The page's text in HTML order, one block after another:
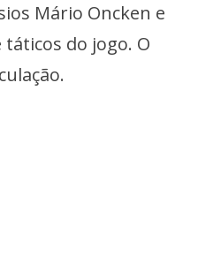
Mário Oncken e
do jogo. O